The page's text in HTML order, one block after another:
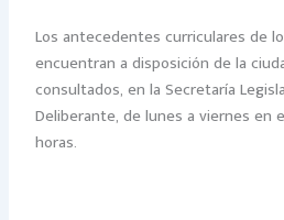
Los antecedentes curriculares de
encuentran a disposición de la
consultados, en la Secretaría
Deliberante, de lunes a viernes en
horas.